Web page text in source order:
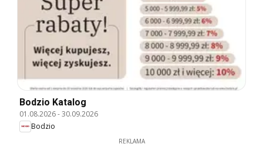
Bodzio Katalog
01.08.2026-30.09.2026
Bodzio
REKLAMA